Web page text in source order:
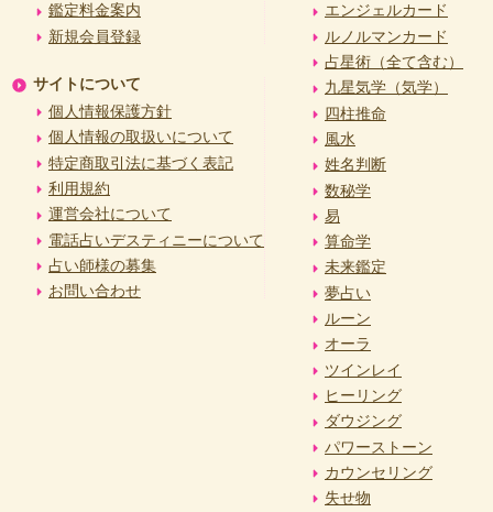
鑑定料金案内
新規会員登録
サイトについて
個人情報保護方針
個人情報の取扱いについて
特定商取引法に基づく表記
利用規約
運営会社について
電話占いデスティニーについて
占い師様の募集
お問い合わせ
エンジェルカード
ルノルマンカード
占星術（全て含む）
九星気学（気学）
四柱推命
風水
姓名判断
数秘学
易
算命学
未来鑑定
夢占い
ルーン
オーラ
ツインレイ
ヒーリング
ダウジング
パワーストーン
カウンセリング
失せ物